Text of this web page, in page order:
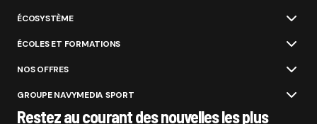
ÉCOSYSTÈME
ÉCOLES ET FORMATIONS
NOS OFFRES
GROUPE NAVYMEDIA SPORT
Restez au courant des nouvelles les plus